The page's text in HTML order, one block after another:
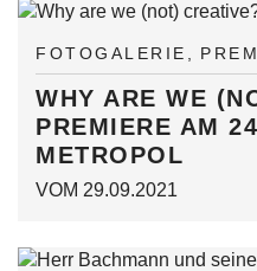
FOTOGALERIE
WHY ARE WE
PREMIERE AM
METROPOL
VOM 29.09.2021